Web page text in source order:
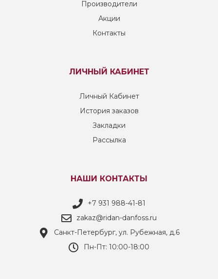
Производители
Акции
Контакты
ЛИЧНЫЙ КАБИНЕТ
Личный Кабинет
История заказов
Закладки
Рассылка
НАШИ КОНТАКТЫ
+7 931 988-41-81
zakaz@ridan-danfoss.ru
Санкт-Петербург, ул. Рубежная, д.6
Пн-Пт: 10:00-18:00